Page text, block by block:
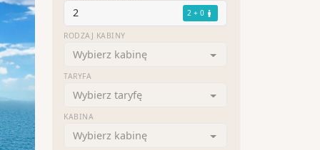
2 2 + 0
RODZAJ KABINY
Wybierz kabinę
TARYFA
Wybierz taryfę
KABINA
Wybierz kabinę